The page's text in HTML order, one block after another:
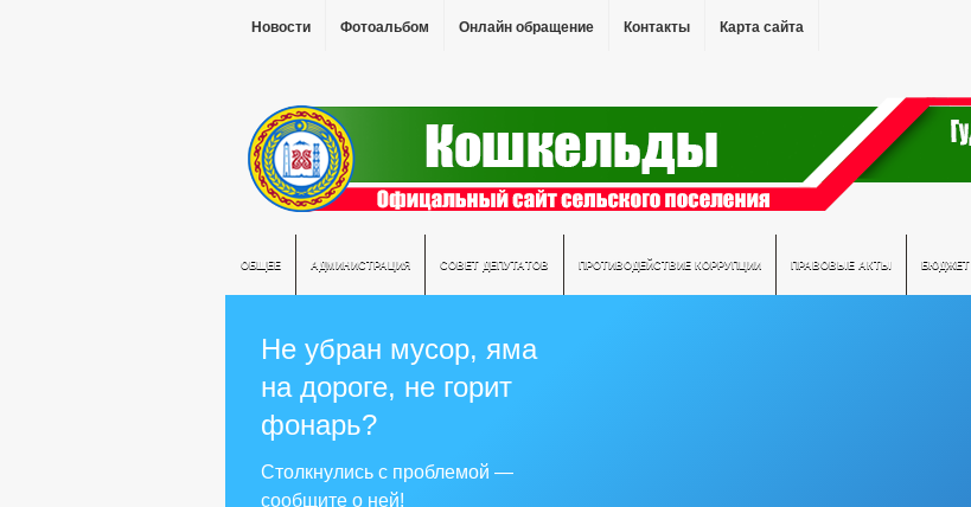
Новости Фотоальбом Онлайн обращение Контакты Карта сайта
ОБЩЕЕ АДМИНИСТРАЦИЯ СОВЕТ ДЕПУТАТОВ ПРОТИВОДЕЙСТВИЕ КОРРУПЦИИ ПРАВОВЫЕ АКТЫ БЮДЖЕТ
Не убран мусор, яма
на дороге, не горит
фонарь?
Столкнулись с проблемой —
сообщите о ней!